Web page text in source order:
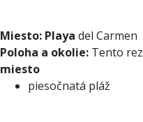
Miesto: Playa del Carmen
Poloha a okolie: Tento
miesto
piesočnatá pláž